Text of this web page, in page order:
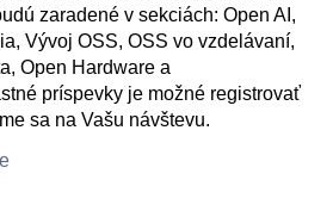
zaradené v sekciách: Open AI,
Vývoj OSS, OSS vo vzdelávaní,
Open Hardware a
príspevky je možné registrovať
sa na Vašu návštevu.